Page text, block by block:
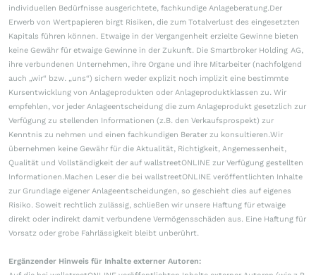
individuellen Bedürfnisse ausgerichtete, fachkundige Anlageberatung.Der
Erwerb von Wertpapieren birgt Risiken, die zum Totalverlust des eingesetzten
Kapitals führen können. Etwaige in der Vergangenheit erzielte Gewinne bieten
keine Gewähr für etwaige Gewinne in der Zukunft. Die Smartbroker Holding AG,
ihre verbundenen Unternehmen, ihre Organe und ihre Mitarbeiter (nachfolgend
auch „wir“ bzw. „uns“) sichern weder explizit noch implizit eine bestimmte
Kursentwicklung von Anlageprodukten oder Anlageproduktklassen zu. Wir
empfehlen, vor jeder Anlageentscheidung die zum Anlageprodukt gesetzlich zur
Verfügung zu stellenden Informationen (z.B. den Verkaufsprospekt) zur
Kenntnis zu nehmen und einen fachkundigen Berater zu konsultieren.Wir
übernehmen keine Gewähr für die Aktualität, Richtigkeit, Angemessenheit,
Qualität und Vollständigkeit der auf wallstreetONLINE zur Verfügung gestellten
Informationen.Machen Leser die bei wallstreetONLINE veröffentlichten Inhalte
zur Grundlage eigener Anlageentscheidungen, so geschieht dies auf eigenes
Risiko. Soweit rechtlich zulässig, schließen wir unsere Haftung für etwaige
direkt oder indirekt damit verbundene Vermögensschäden aus. Eine Haftung für
Vorsatz oder grobe Fahrlässigkeit bleibt unberührt.
Ergänzender Hinweis für Inhalte externer Autoren: